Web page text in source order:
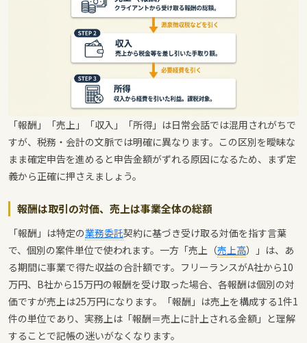
「報酬」「売上」「収入」「所得」は日常会話では混用されがちで
すが、税務・会計の文脈では明確に異なります。この区別を曖昧な
まま確定申告を進めると申告金額がずれる原因になるため、まず定
義から正確に押さえましょう。
報酬は取引の対価、売上は事業全体の総額
「報酬」は特定の業務委託契約に基づき受け取る対価を指す言葉
で、個別の案件単位で使われます。一方「売上（売上高）」は、あ
る期間に事業で得た収益の合計額です。フリーランスがA社から10
万円、B社から15万円の報酬を受け取った場合、各報酬は個別の対
価ですが売上は25万円になります。「報酬」は売上を構成する1件1
件の単位であり、実務上は「報酬＝売上に計上される金額」と理解
することで記帳の迷いがなくなります。